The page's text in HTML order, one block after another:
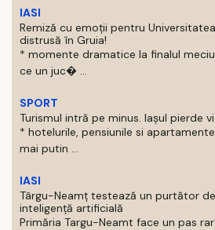
IASI
Remiză cu emoții pentru Universitatea
distrusă în Gruia!
* momente dramatice la finalul
ce un juc� ...
SPORT
Turismul intră pe minus. Iașul pierde
* hotelurile, pensiunile si
mai putin ...
IASI
Târgu-Neamț testează un purtător
inteligență artificială
Primăria Targu-Neamt face un pas